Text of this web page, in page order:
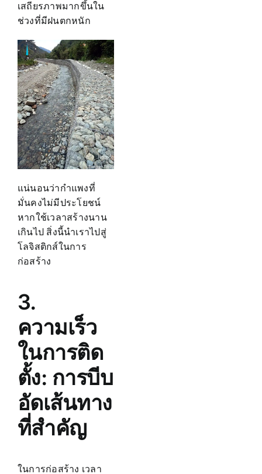
เสถียรภาพมากขึ้นใน
ช่วงที่มีฝนตกหนัก
แน่นอนว่ากำแพงที่
มั่นคงไม่มีประโยชน์
หากใช้เวลาสร้างนาน
เกินไป สิ่งนี้นำเราไปสู่
โลจิสติกส์ในการ
ก่อสร้าง
3.
ความเร็ว
ในการติด
ตั้ง: การบีบ
อัดเส้นทาง
ที่สำคัญ
ในการก่อสร้าง เวลา